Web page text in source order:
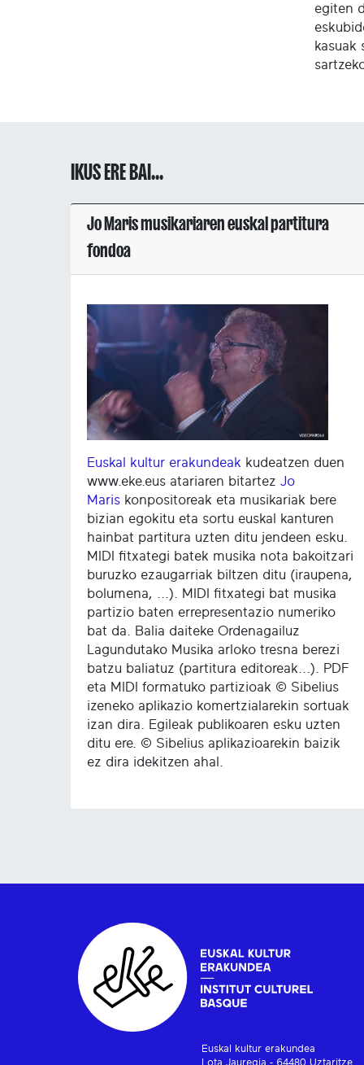
egiten
kasuak
IKUS ERE BAI...
Jo Maris musikariaren euskal partitura
fondoa
Euskal kultur erakundeak kudeatzen duen
www.eke.eus atariaren bitartez Jo
Maris konpositoreak eta musikariak bere
bizian egokitu eta sortu euskal kanturen
hainbat partitura uzten ditu jendeen esku.
MIDI fitxategi batek musika nota bakoitzari
buruzko ezaugarriak biltzen ditu (iraupena,
bolumena, ...). MIDI fitxategi bat musika
partizio baten errepresentazio numeriko
bat da. Balia daiteke Ordenagailuz
Lagundutako Musika arloko tresna berezi
batzu baliatuz (partitura editoreak...). PDF
eta MIDI formatuko partizioak © Sibelius
izeneko aplikazio komertzialarekin sortuak
izan dira. Egileak publikoaren esku uzten
ditu ere. © Sibelius aplikazioarekin baizik
ez dira idekitzen ahal.
Euskal kultur erakundea
Lota Jauregia - 64480 Uztaritze